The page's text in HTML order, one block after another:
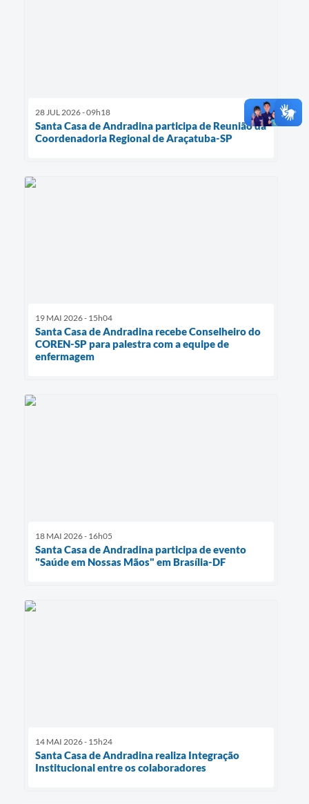
28 JUL 2026 - 09h18
Santa Casa de Andradina participa de Reunião da
Coordenadoria Regional de Araçatuba-SP
19 MAI 2026 - 15h04
Santa Casa de Andradina recebe Conselheiro do
COREN-SP para palestra com a equipe de
enfermagem
18 MAI 2026 - 16h05
Santa Casa de Andradina participa de evento
"Saúde em Nossas Mãos" em Brasília-DF
14 MAI 2026 - 15h24
Santa Casa de Andradina realiza Integração
Institucional entre os colaboradores